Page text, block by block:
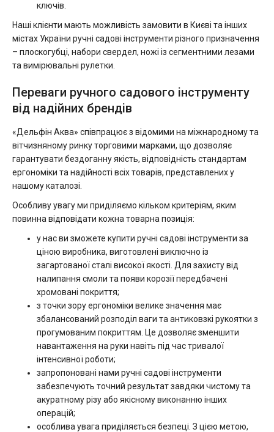
ключів.
Наші клієнти мають можливість замовити в Києві та інших
містах України ручні садові інструменти різного призначення
– плоскогубці, набори свердел, ножі із сегментними лезами
та вимірювальні рулетки.
Переваги ручного садового інструменту
від надійних брендів
«Дельфін Аква» співпрацює з відомими на міжнародному та
вітчизняному ринку торговими марками, що дозволяє
гарантувати бездоганну якість, відповідність стандартам
ергономіки та надійності всіх товарів, представлених у
нашому каталозі.
Особливу увагу ми приділяємо кільком критеріям, яким
повинна відповідати кожна товарна позиція:
у нас ви зможете купити ручні садові інструменти за
ціною виробника, виготовлені виключно із
загартованої сталі високої якості. Для захисту від
налипання смоли та появи корозії передбачені
хромовані покриття;
з точки зору ергономіки велике значення має
збалансований розподіл ваги та антиковзкі рукоятки з
прогумованим покриттям. Це дозволяє зменшити
навантаження на руки навіть під час тривалої
інтенсивної роботи;
запропоновані нами ручні садові інструменти
забезпечують точний результат завдяки чистому та
акуратному різу або якісному виконанню інших
операцій;
особлива увага приділяється безпеці. З цією метою,